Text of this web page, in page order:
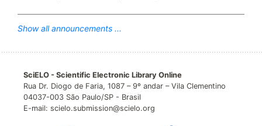
Show all announcements ...
SciELO - Scientific Electronic Library Online
Rua Dr. Diogo de Faria, 1087 – 9º andar – Vila Clementino
04037-003 São Paulo/SP - Brasil
E-mail: scielo.submission@scielo.org